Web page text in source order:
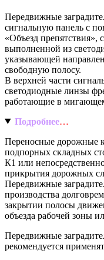
Передвижные
сигнальную панель с
«Объезд
выполненной из
указывающей
свободную полосу.
В верхней части
светодиодные линзы
работающие в
Подробнее…
Переносные дорожные
подпорных складных
К1 или
прикрытия дорожных
Передвижные
производства
закрытии полосы
объезда рабочей зоны
Передвижные
рекомендуется